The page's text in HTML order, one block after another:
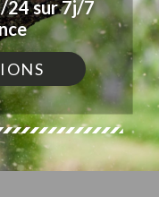
24 sur 7j/7